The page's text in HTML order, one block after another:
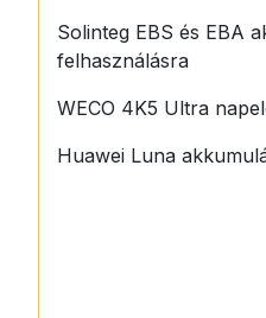
Solinteg EBS és EBA
felhasználásra
WECO 4K5 Ultra
Huawei Luna